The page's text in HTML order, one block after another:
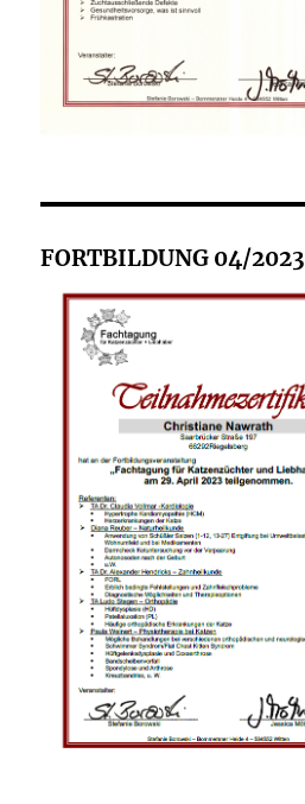
FORTBILDUNG 04/2023